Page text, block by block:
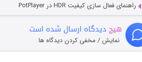
راهنمای فعال سازی کیفیت HDR در PotPlayer
هیچ دیدگاه ارسال شده است
نمایش / مخفی کردن دیدگاه ها